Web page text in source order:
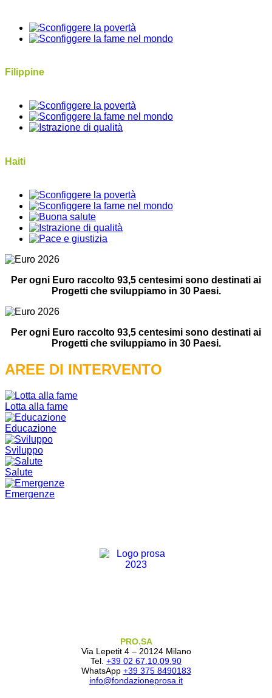
Filippine
Haiti
Per ogni Euro raccolto 93,5 centesimi sono destinati ai
Progetti che sviluppiamo in 30 Paesi.
Per ogni Euro raccolto 93,5 centesimi sono destinati ai
Progetti che sviluppiamo in 30 Paesi.
AREE DI INTERVENTO
Lotta alla fame
Educazione
Sviluppo
Salute
Emergenze
PRO.SA
Via Lepetit 4 – 20124 Milano
Tel. +39 02 67.10.09.90
WhatsApp +39 375 8490183
info@fondazioneprosa.it